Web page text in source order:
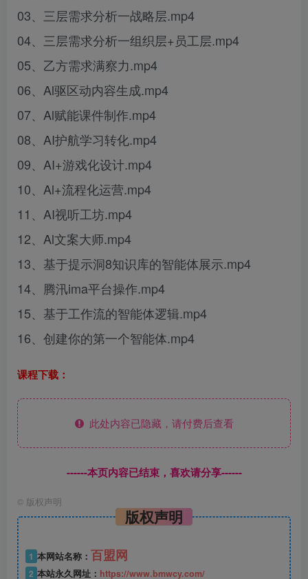
03、三层需求分析一战略层.mp4
04、三层需求分析一组织层+员工层.mp4
05、乙方需求满察力.mp4
06、Al驱区动内容生成.mp4
07、Al赋能课件制作.mp4
08、AI护航学习转化.mp4
09、AI+游戏化设计.mp4
10、Al+流程化运营.mp4
11、AI视听工坊.mp4
12、Al文案大师.mp4
13、基于提示洞8知识库的智能体展示.mp4
14、腾汛ima平台操作.mp4
15、基于工作流的智能体逻辑.mp4
16、创建你的第一个智能体.mp4
课程下载：
此处内容已隐藏，请付费后查看
------本页内容已结束，喜欢请分享------
© 版权声明
版权声明
1 本网站名称： 百盟网
2 本站永久网址： https://www.bmwcy.com/